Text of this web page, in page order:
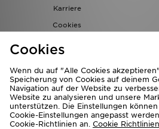
Karriere
Cookies
Cookies
Wenn du auf "Alle Cookies
Speicherung von Cookies auf deinem
Navigation auf der Website zu
Website zu analysieren und unsere
unterstützen. Die Einstellungen
Cookie-Einstellungen angepasst
Cookie-Richtlinien an. Cookie Richtlinien